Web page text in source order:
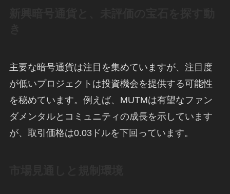
主要な暗号通貨は注目を集めていますが、注目度
が低いプロジェクトは投資機会を提供する可能性
を秘めています。例えば、MUTMは有望なファン
ダメンタルとコミュニティの成長を示しています
が、取引価格は0.03ドルを下回っています。